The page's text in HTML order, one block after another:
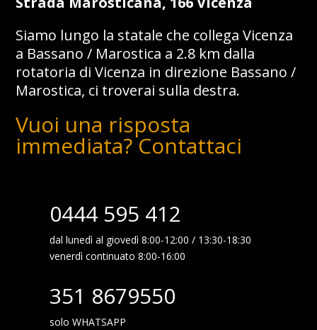
Siamo lungo la statale che collega Vicenza
a Bassano / Marostica a 2.8 km dalla
rotatoria di Vicenza in direzione Bassano /
Marostica, ci troverai sulla destra.
Vuoi una risposta
immediata? Contattaci
0444 595 412
dal lunedì al giovedì 8:00-12:00 / 13:30-18:30
venerdì continuato 8:00-16:00
351 8679550
solo WHATSAPP